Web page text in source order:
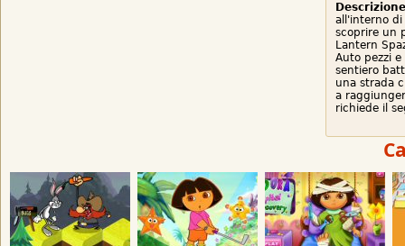
all'interno
scoprire un
Lantern
Auto pezzi
sentiero
una strada
a
richiede il